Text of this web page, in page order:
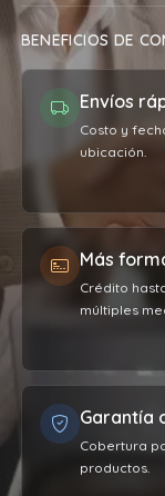
BENEFICIOS DE
Envíos
Costo y
ubicación.
Más
Crédito
múltiples
Garantía
Cobertura
productos.